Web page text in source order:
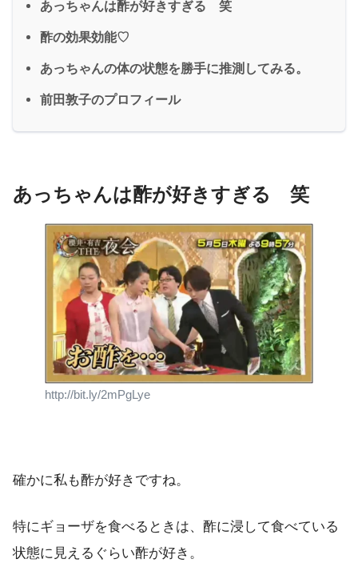
あっちゃんは酢が好きすぎる 笑
酢の効果効能♡
あっちゃんの体の状態を勝手に推測してみる。
前田敦子のプロフィール
あっちゃんは酢が好きすぎる 笑
http://bit.ly/2mPgLye
確かに私も酢が好きですね。
特にギョーザを食べるときは、酢に浸して食べている
状態に見えるぐらい酢が好き。